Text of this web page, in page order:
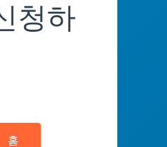
청하
홈